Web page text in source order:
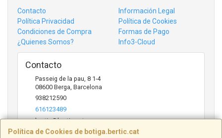
Política de Cookies de botiga.bertic.cat
Contacto
Información Legal
Política Privacidad
Política de Cookies
Condiciones de Compra
Formas de Pago
¿Quienes Somos?
Info3-Cloud
Contacto
Passeig de la pau, 8 1-4
08600 Berga Barcelona
938212590
616123489
bertic@bertic.cat